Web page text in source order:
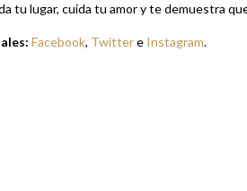
tu lugar, cuida tu amor y te demuestra
Facebook, Twittere Instagram.